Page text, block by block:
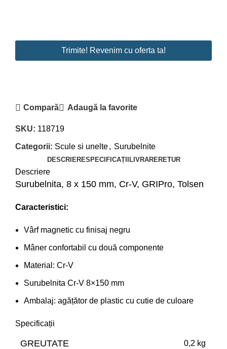
Email
Trimite! Revenim cu oferta ta!
Compară Adaugă la favorite
SKU: 118719
Categorii: Scule si unelte, Surubelnite
DESCRIERESPECIFICAȚII LIVRARE RETUR
Descriere
Surubelnita, 8 x 150 mm, Cr-V, GRIPro, Tolsen
Caracteristici:
Vârf magnetic cu finisaj negru
Mâner confortabil cu două componente
Material: Cr-V
Surubelnita Cr-V 8×150 mm
Ambalaj: agățător de plastic cu cutie de culoare
Specificații
GREUTATE 0,2 kg